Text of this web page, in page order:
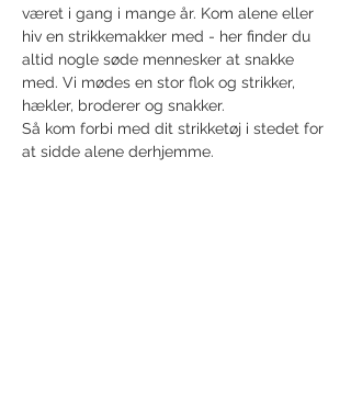
været i gang i mange år. Kom alene eller
hiv en strikkemakker med - her finder du
altid nogle søde mennesker at snakke
med. Vi mødes en stor flok og strikker,
hækler, broderer og snakker.
Så kom forbi med dit strikketøj i stedet for
at sidde alene derhjemme.